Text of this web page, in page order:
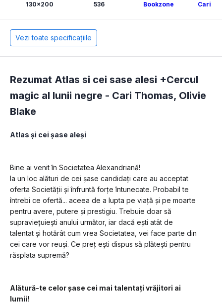
130x200 536 Bookzone Cari
Vezi toate specificațiile
Rezumat Atlas si cei sase alesi +Cercul
magic al lunii negre - Cari Thomas, Olivie
Blake
Atlas și cei șase aleși
Bine ai venit în Societatea Alexandriană!
Ia un loc alături de cei șase candidați care au acceptat
oferta Societății și înfruntă forțe întunecate. Probabil te
întrebi ce ofertă... aceea de a lupta pe viață și pe moarte
pentru avere, putere și prestigiu. Trebuie doar să
supraviețuiești anului următor, iar dacă ești atât de
talentat și hotărât cum vrea Societatea, vei face parte din
cei care vor reuși. Ce preț ești dispus să plătești pentru
răsplata supremă?
Alătură-te celor șase cei mai talentați vrăjitori ai
lumii!